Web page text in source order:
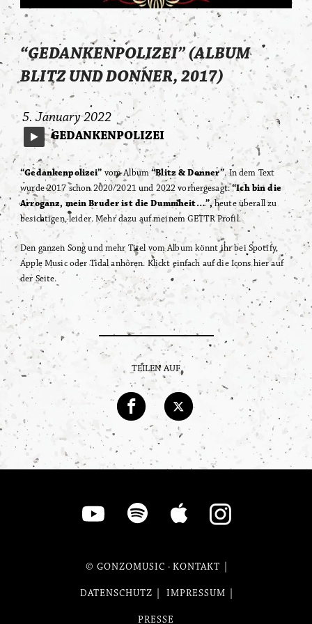
“GEDANKENPOLIZEI” (ALBUM
BLITZ UND DONNER, 2017)
5. January 2022 Matt Gonzo Roehr
News
GEDANKENPOLIZEI
“Gedankenpolizei” vom Album“Blitz & Donner”. In dem Text
wurde 2017 schon 2020/2021 und 2022 vorhergesagt:“Ich bin die
Arroganz, mein Bruder ist die Dummheit…”,heute überall zu
besichtigen, leider. Mehr dazu auf meinem GETTR Profil.
Den ganzen Song und mehr Titel vom Album könnt ihr bei Spotify,
Apple Music oder Tidal anhören. Klickt einfach auf die Icons hier auf
der Seite.
TEILEN AUF
© GONZOMUSIC · KONTAKT
DATENSCHUTZ IMPRESSUM
PRESSE